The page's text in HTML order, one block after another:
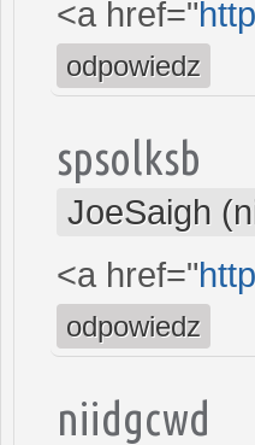
<a href="
odpowiedz
spsolksb
JoeSaigh
<a href="
odpowiedz
niidgcwd